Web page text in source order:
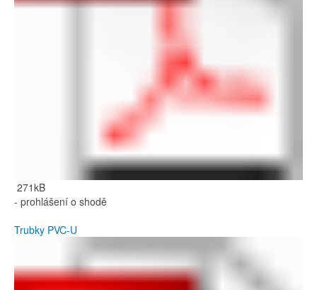
271kB
- prohlášení o shodě
Trubky PVC-U